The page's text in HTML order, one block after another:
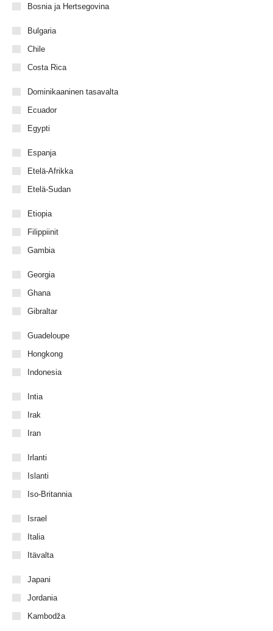
Bosnia ja Hertsegovina
Bulgaria
Chile
Costa Rica
Dominikaaninen tasavalta
Ecuador
Egypti
Espanja
Etelä-Afrikka
Etelä-Sudan
Etiopia
Filippiinit
Gambia
Georgia
Ghana
Gibraltar
Guadeloupe
Hongkong
Indonesia
Intia
Irak
Iran
Irlanti
Islanti
Iso-Britannia
Israel
Italia
Itävalta
Japani
Jordania
Kambodža